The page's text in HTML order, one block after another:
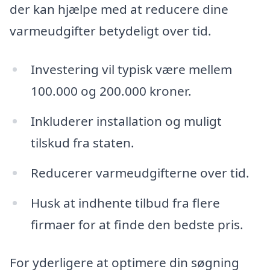
der kan hjælpe med at reducere dine
varmeudgifter betydeligt over tid.
Investering vil typisk være mellem
100.000 og 200.000 kroner.
Inkluderer installation og muligt
tilskud fra staten.
Reducerer varmeudgifterne over tid.
Husk at indhente tilbud fra flere
firmaer for at finde den bedste pris.
For yderligere at optimere din søgning